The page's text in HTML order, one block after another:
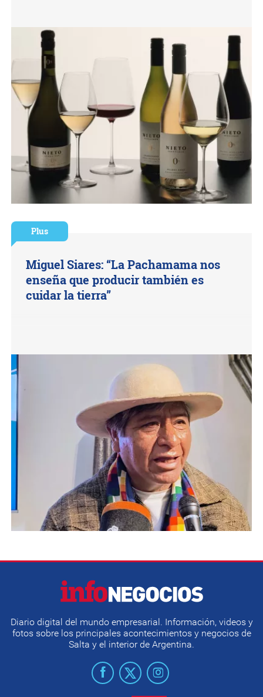
Plus
Miguel Siares: “La Pachamama nos
enseña que producir también es
cuidar la tierra”
Diario digital del mundo empresarial. Información, videos y
fotos sobre los principales acontecimientos y negocios de
Salta y el interior de Argentina.